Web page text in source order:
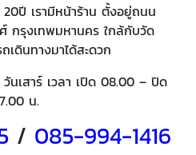
20ปี เรามีหน้าร้าน ตั้งอยู่ถนน
กรุงเทพมหานคร ใกล้กับวัด
เดินทางมาได้สะดวก
เสาร์ เวลา เปิด 08.00 – ปิด
น.
/ 085-994-1416